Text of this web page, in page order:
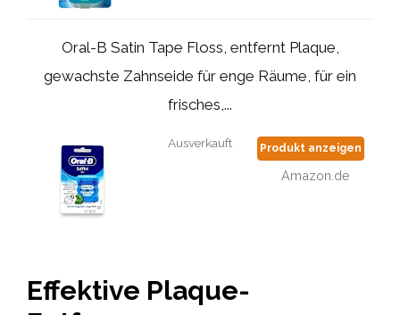
Oral-B Satin Tape Floss, entfernt Plaque,
gewachste Zahnseide für enge Räume, für ein
frisches,...
Ausverkauft Produkt anzeigen
Amazon.de
Effektive Plaque-